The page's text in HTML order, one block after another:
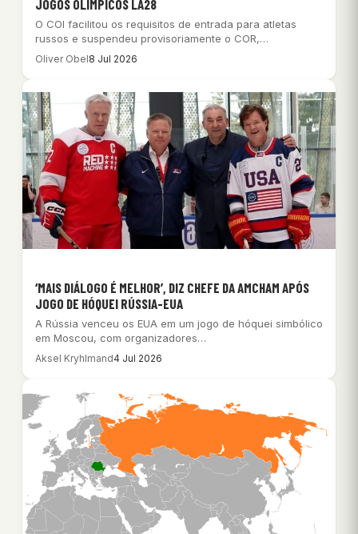
JOGOS OLÍMPICOS LA28
O COI facilitou os requisitos de entrada para atletas
russos e suspendeu provisoriamente o COR,…
Oliver Obel8 Jul 2026
‘MAIS DIÁLOGO É MELHOR’, DIZ CHEFE DA AMCHAM APÓS
JOGO DE HÓQUEI RÚSSIA-EUA
A Rússia venceu os EUA em um jogo de hóquei simbólico
em Moscou, com organizadores…
Aksel Kryhlmand4 Jul 2026